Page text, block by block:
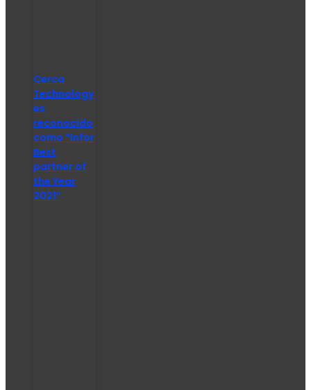
Cerca
Technology
es
reconocido
como “Infor
Best
partner of
the Year
2021″